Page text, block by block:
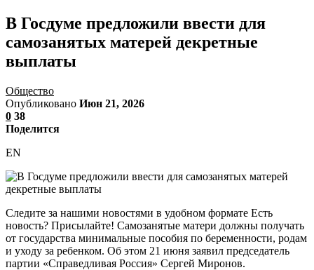
В Госдуме предложили ввести для
самозанятых матерей декретные
выплаты
Общество
Опубликовано Июн 21, 2026
0 38
Поделится
EN
Следите за нашими новостями в удобном формате Есть
новость? Присылайте! Самозанятые матери должны получать
от государства минимальные пособия по беременности, родам
и уходу за ребенком. Об этом 21 июня заявил председатель
партии «Справедливая Россия» Сергей Миронов.